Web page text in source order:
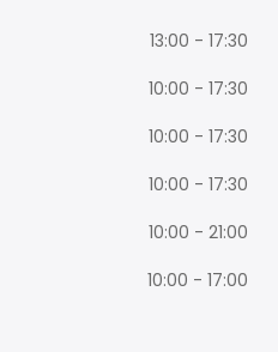
13:00 - 17:30
10:00 - 17:30
10:00 - 17:30
10:00 - 17:30
10:00 - 21:00
10:00 - 17:00